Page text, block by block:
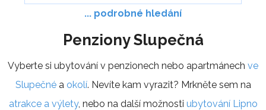
... podrobné hledání
Penziony Slupečná
Vyberte si ubytování v penzionech nebo apartmánech ve
Slupečnéa okolí. Nevíte kam vyrazit? Mrkněte sem na
atrakce a výlety, nebo na další možnosti ubytování Lipno